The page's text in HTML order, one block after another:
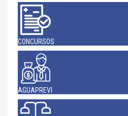
CONCURSOS
AGUAPREVI